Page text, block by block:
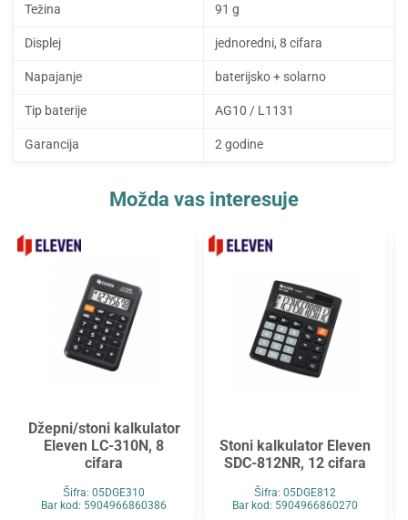
Težina 91 g
Displej jednoredni, 8 cifara
Napajanje baterijsko + solarno
Tip baterije AG10 / L1131
Garancija 2 godine
Možda vas interesuje
Džepni/stoni kalkulator
Eleven LC-310N, 8
cifara
Šifra: 05DGE310
Bar kod: 5904966860386
Stoni kalkulator Eleven
SDC-812NR, 12 cifara
Šifra: 05DGE812
Bar kod: 5904966860270